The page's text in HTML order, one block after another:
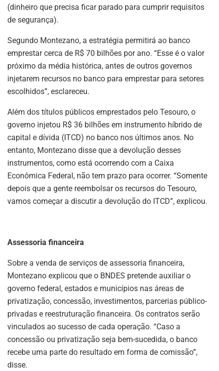
(dinheiro que precisa ficar parado para cumprir requisitos
de segurança).
Segundo Montezano, a estratégia permitirá ao banco
emprestar cerca de R$ 70 bilhões por ano. “Esse é o valor
próximo da média histórica, antes de outros governos
injetarem recursos no banco para emprestar para setores
escolhidos”, esclareceu.
Além dos títulos públicos emprestados pelo Tesouro, o
governo injetou R$ 36 bilhões em instrumento híbrido de
capital e dívida (ITCD) no banco nos últimos anos. No
entanto, Montezano disse que a devolução desses
instrumentos, como está ocorrendo com a Caixa
Econômica Federal, não tem prazo para ocorrer. “Somente
depois que a gente reembolsar os recursos do Tesouro,
vamos começar a discutir a devolução do ITCD”, explicou.
Assessoria financeira
Sobre a venda de serviços de assessoria financeira,
Montezano explicou que o BNDES pretende auxiliar o
governo federal, estados e municípios nas áreas de
privatização, concessão, investimentos, parcerias público-
privadas e reestruturação financeira. Os contratos serão
vinculados ao sucesso de cada operação. “Caso a
concessão ou privatização seja bem-sucedida, o banco
recebe uma parte do resultado em forma de comissão”,
disse.